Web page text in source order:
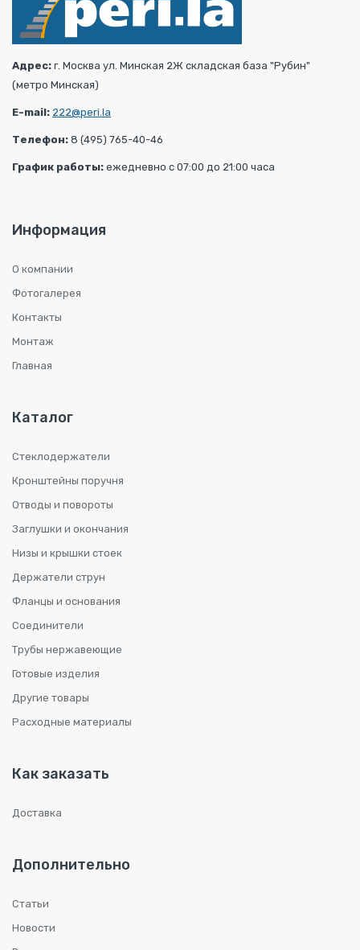
Адрес: г. Москва ул. Минская 2Ж складская база "Рубин"
(метро Минская)
E-mail: 222@peri.la
Телефон: 8 (495) 765-40-46
График работы: ежедневно с 07:00 до 21:00 часа
Информация
О компании
Фотогалерея
Контакты
Монтаж
Главная
Каталог
Стеклодержатели
Кронштейны поручня
Отводы и повороты
Заглушки и окончания
Низы и крышки стоек
Держатели струн
Фланцы и основания
Соединители
Трубы нержавеющие
Готовые изделия
Другие товары
Расходные материалы
Как заказать
Доставка
Дополнительно
Статьи
Новости